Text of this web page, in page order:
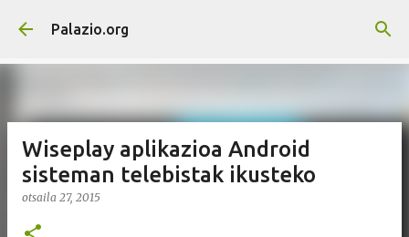
Saltatu eta joan eduki nagusira
Palazio.org
Wiseplay aplikazioa Android
sisteman telebistak ikusteko
otsaila 27, 2015